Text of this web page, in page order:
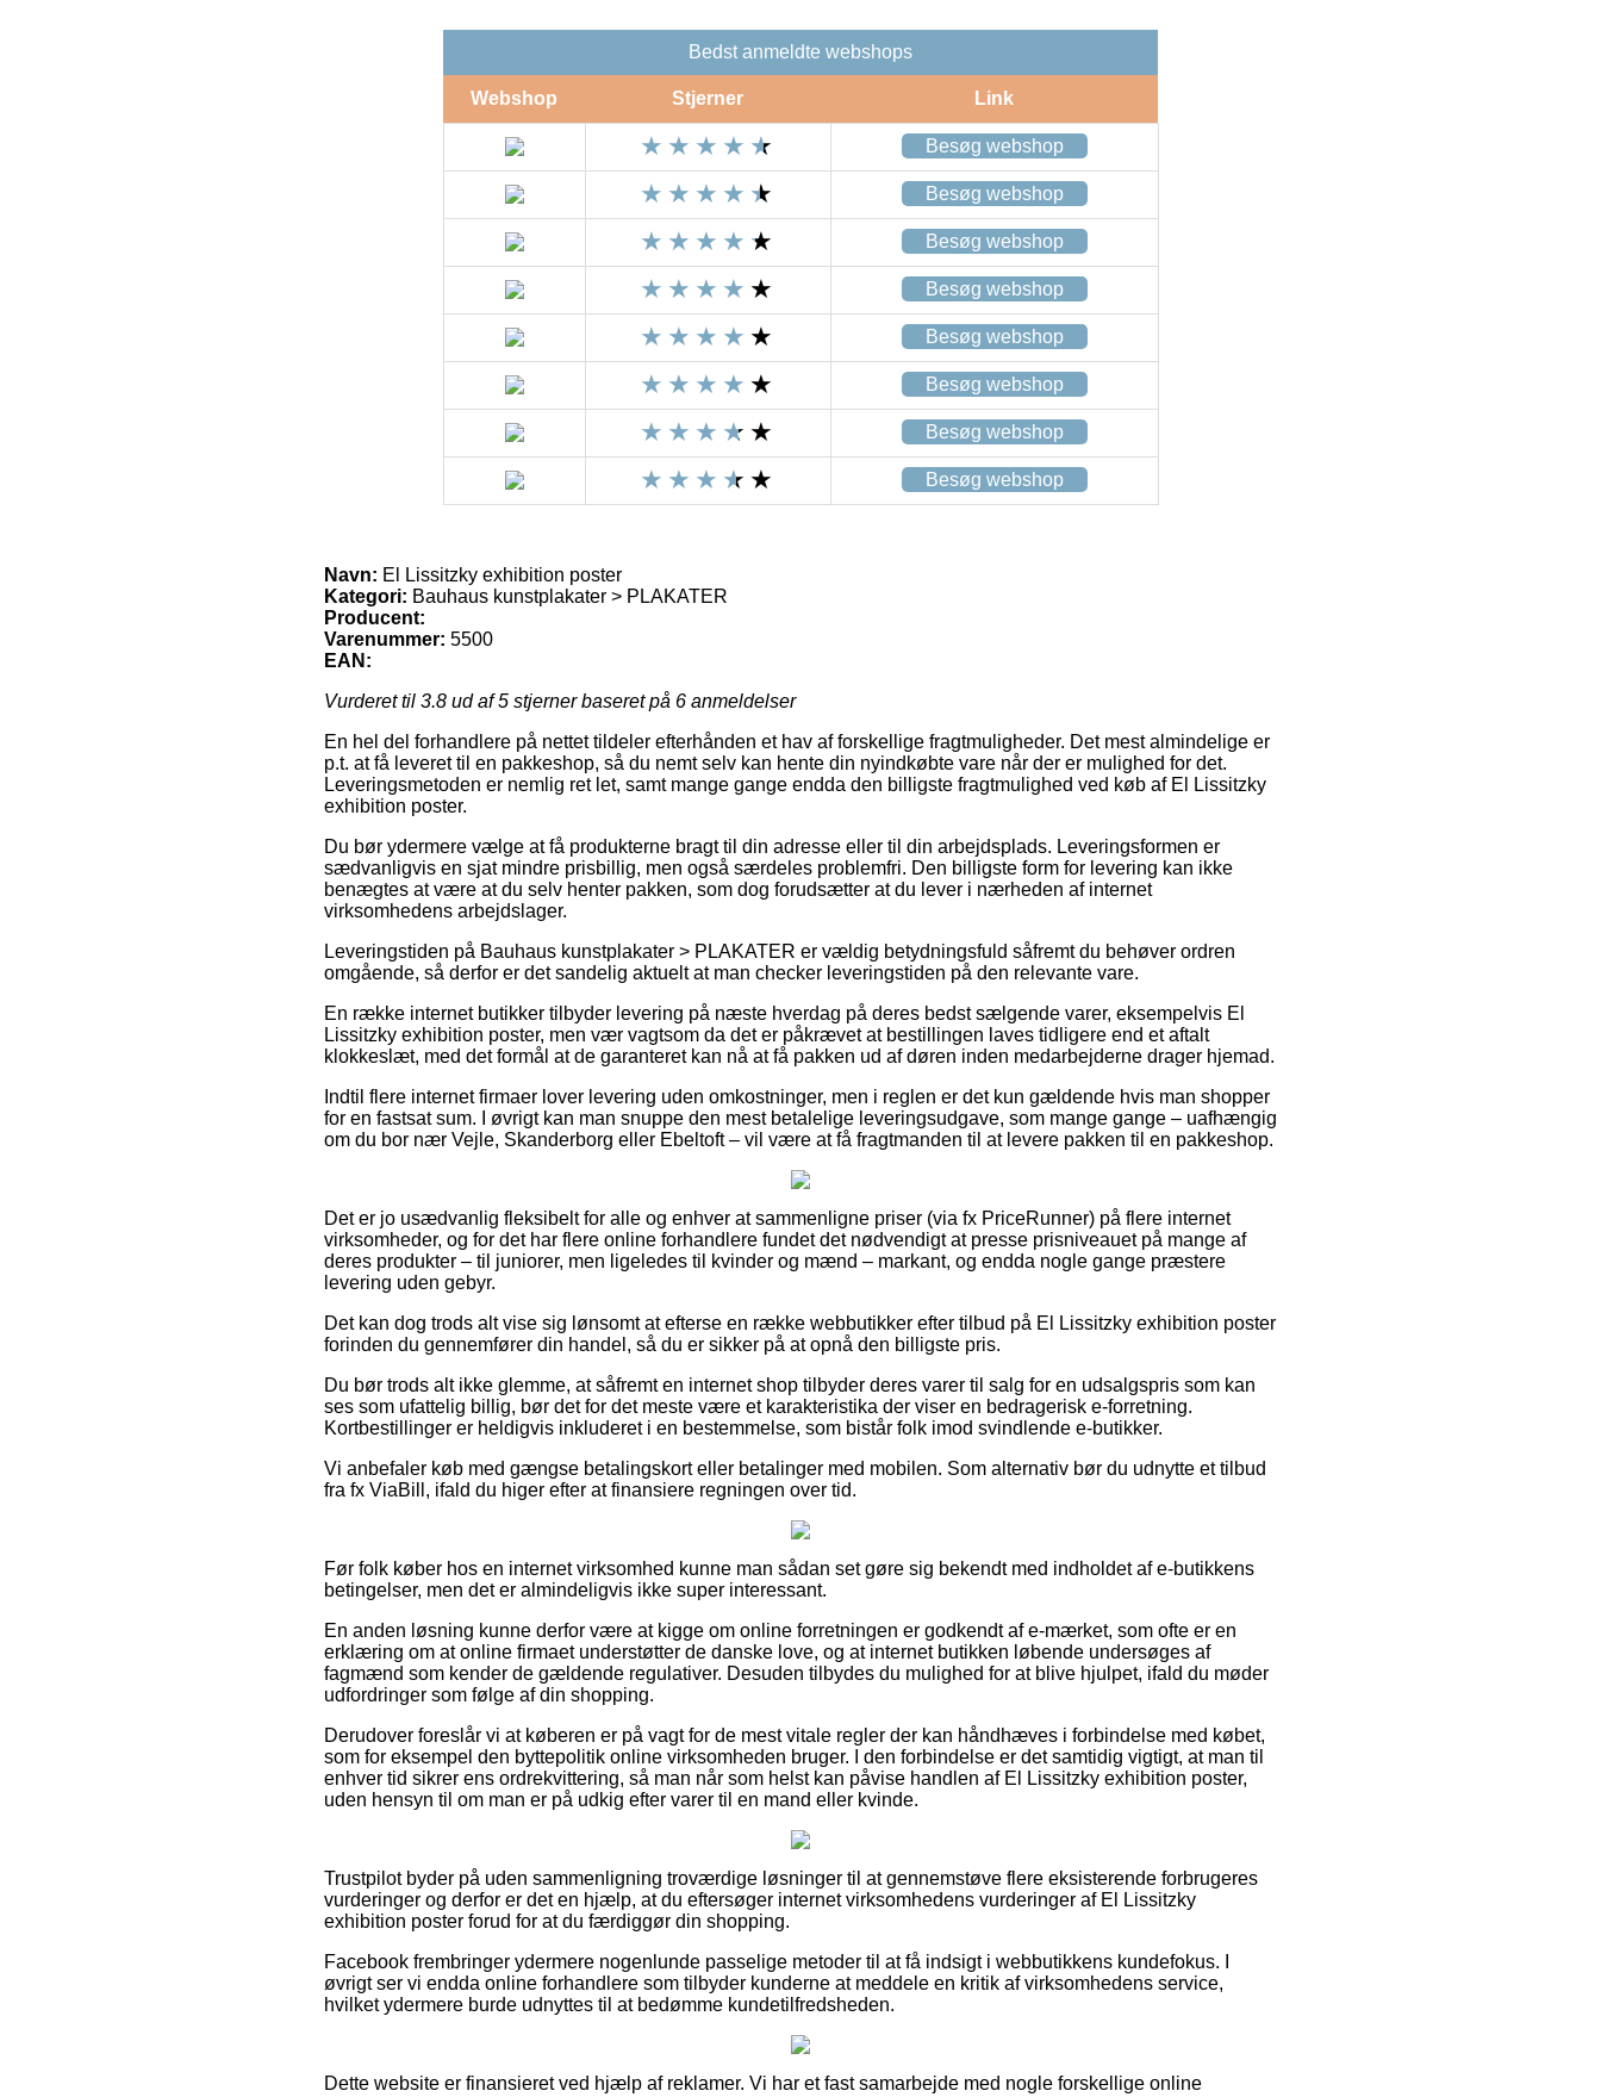
Bedst anmeldte webshops
Webshop Stjerner Link
Besøg webshop
Besøg webshop
Besøg webshop
Besøg webshop
Besøg webshop
Besøg webshop
Besøg webshop
Besøg webshop
Navn: El Lissitzky exhibition poster
Kategori: Bauhaus kunstplakater > PLAKATER
Producent:
Varenummer: 5500
EAN:
Vurderet til 3.8 ud af 5 stjerner baseret på 6 anmeldelser
En hel del forhandlere på nettet tildeler efterhånden et hav af forskellige fragtmuligheder. Det mest almindelige er
p.t. at få leveret til en pakkeshop, så du nemt selv kan hente din nyindkøbte vare når der er mulighed for det.
Leveringsmetoden er nemlig ret let, samt mange gange endda den billigste fragtmulighed ved køb af El Lissitzky
exhibition poster.
Du bør ydermere vælge at få produkterne bragt til din adresse eller til din arbejdsplads. Leveringsformen er
sædvanligvis en sjat mindre prisbillig, men også særdeles problemfri. Den billigste form for levering kan ikke
benægtes at være at du selv henter pakken, som dog forudsætter at du lever i nærheden af internet
virksomhedens arbejdslager.
Leveringstiden på Bauhaus kunstplakater > PLAKATER er vældig betydningsfuld såfremt du behøver ordren
omgående, så derfor er det sandelig aktuelt at man checker leveringstiden på den relevante vare.
En række internet butikker tilbyder levering på næste hverdag på deres bedst sælgende varer, eksempelvis El
Lissitzky exhibition poster, men vær vagtsom da det er påkrævet at bestillingen laves tidligere end et aftalt
klokkeslæt, med det formål at de garanteret kan nå at få pakken ud af døren inden medarbejderne drager hjemad.
Indtil flere internet firmaer lover levering uden omkostninger, men i reglen er det kun gældende hvis man shopper
for en fastsat sum. I øvrigt kan man snuppe den mest betalelige leveringsudgave, som mange gange – uafhængig
om du bor nær Vejle, Skanderborg eller Ebeltoft – vil være at få fragtmanden til at levere pakken til en pakkeshop.
Det er jo usædvanlig fleksibelt for alle og enhver at sammenligne priser (via fx PriceRunner) på flere internet
virksomheder, og for det har flere online forhandlere fundet det nødvendigt at presse prisniveauet på mange af
deres produkter – til juniorer, men ligeledes til kvinder og mænd – markant, og endda nogle gange præstere
levering uden gebyr.
Det kan dog trods alt vise sig lønsomt at efterse en række webbutikker efter tilbud på El Lissitzky exhibition poster
forinden du gennemfører din handel, så du er sikker på at opnå den billigste pris.
Du bør trods alt ikke glemme, at såfremt en internet shop tilbyder deres varer til salg for en udsalgspris som kan
ses som ufattelig billig, bør det for det meste være et karakteristika der viser en bedragerisk e-forretning.
Kortbestillinger er heldigvis inkluderet i en bestemmelse, som bistår folk imod svindlende e-butikker.
Vi anbefaler køb med gængse betalingskort eller betalinger med mobilen. Som alternativ bør du udnytte et tilbud
fra fx ViaBill, ifald du higer efter at finansiere regningen over tid.
Før folk køber hos en internet virksomhed kunne man sådan set gøre sig bekendt med indholdet af e-butikkens
betingelser, men det er almindeligvis ikke super interessant.
En anden løsning kunne derfor være at kigge om online forretningen er godkendt af e-mærket, som ofte er en
erklæring om at online firmaet understøtter de danske love, og at internet butikken løbende undersøges af
fagmænd som kender de gældende regulativer. Desuden tilbydes du mulighed for at blive hjulpet, ifald du møder
udfordringer som følge af din shopping.
Derudover foreslår vi at køberen er på vagt for de mest vitale regler der kan håndhæves i forbindelse med købet,
som for eksempel den byttepolitik online virksomheden bruger. I den forbindelse er det samtidig vigtigt, at man til
enhver tid sikrer ens ordrekvittering, så man når som helst kan påvise handlen af El Lissitzky exhibition poster,
uden hensyn til om man er på udkig efter varer til en mand eller kvinde.
Trustpilot byder på uden sammenligning troværdige løsninger til at gennemstøve flere eksisterende forbrugeres
vurderinger og derfor er det en hjælp, at du eftersøger internet virksomhedens vurderinger af El Lissitzky
exhibition poster forud for at du færdiggør din shopping.
Facebook frembringer ydermere nogenlunde passelige metoder til at få indsigt i webbutikkens kundefokus. I
øvrigt ser vi endda online forhandlere som tilbyder kunderne at meddele en kritik af virksomhedens service,
hvilket ydermere burde udnyttes til at bedømme kundetilfredsheden.
Dette website er finansieret ved hjælp af reklamer. Vi har et fast samarbejde med nogle forskellige online